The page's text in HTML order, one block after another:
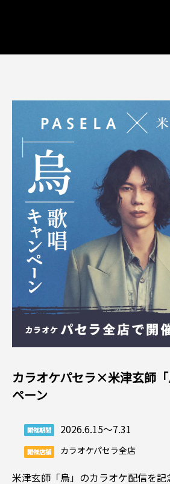
カラオケパセラ×米津玄師
ペーン
開催期間 2026.6.15～7.31
開催店舗 カラオケパセラ全店
米津玄師「烏」のカラオケ配信を